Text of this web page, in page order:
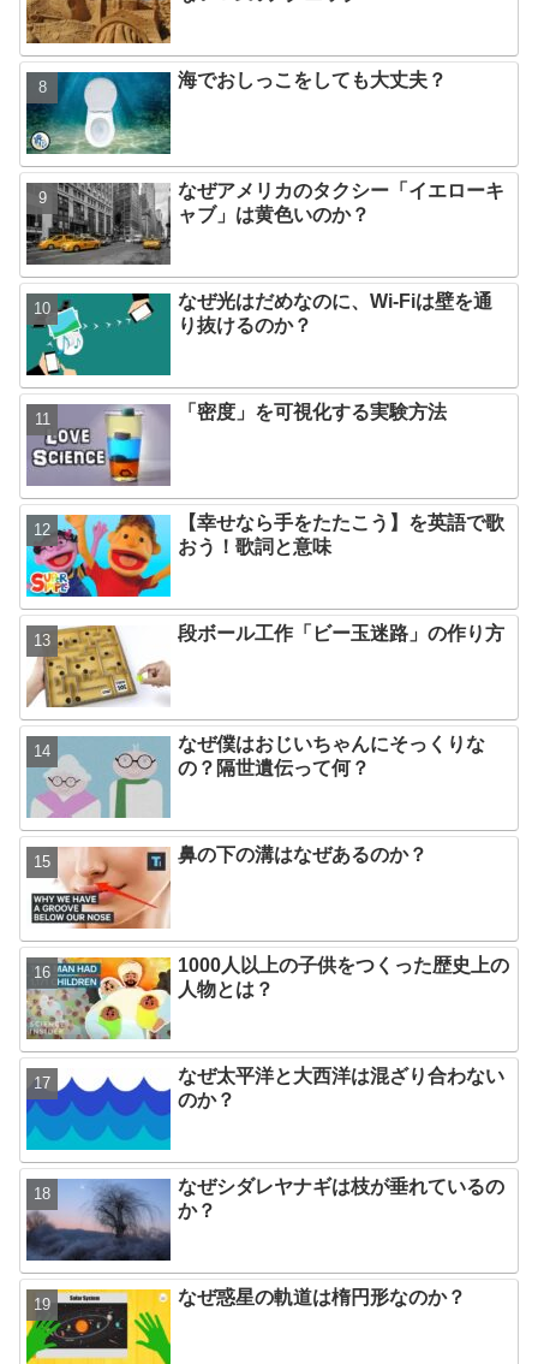
海でおしっこをしても大丈夫？
なぜアメリカのタクシー「イエローキ
ャブ」は黄色いのか？
なぜ光はだめなのに、Wi-Fiは壁を通
り抜けるのか？
「密度」を可視化する実験方法
【幸せなら手をたたこう】を英語で歌
おう！歌詞と意味
段ボール工作「ビー玉迷路」の作り方
なぜ僕はおじいちゃんにそっくりな
の？隔世遺伝って何？
鼻の下の溝はなぜあるのか？
1000人以上の子供をつくった歴史上の
人物とは？
なぜ太平洋と大西洋は混ざり合わない
のか？
なぜシダレヤナギは枝が垂れているの
か？
なぜ惑星の軌道は楕円形なのか？